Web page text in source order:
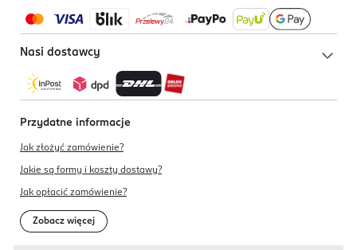
Nasi dostawcy
Przydatne informacje
Jak złożyć zamówienie?
Jakie są formy i koszty dostawy?
Jak opłacić zamówienie?
Zobacz więcej